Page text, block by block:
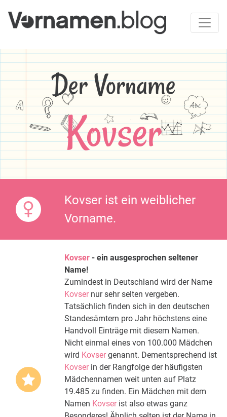
Der Vorname
Kovser
Kovser ist ein weiblicher
Vorname.
Kovser - ein ausgesprochen seltener
Name!
Zumindest in Deutschland wird der Name
Kovsernur sehr selten vergeben.
Tatsächlich finden sich in den deutschen
Standesämtern pro Jahr höchstens eine
Handvoll Einträge mit diesem Namen.
Nicht einmal eines von 100.000 Mädchen
wird Kovsergenannt. Dementsprechend ist
Kovserin der Rangfolge der häufigsten
Mädchennamen weit unten auf Platz
19.485 zu finden. Ein Mädchen mit dem
Namen Kovserist also etwas ganz